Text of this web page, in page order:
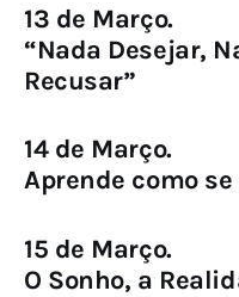
13 de Março.
“Nada Desejar,
Recusar”
14 de Março.
Aprende como se
15 de Março.
O Sonho, a